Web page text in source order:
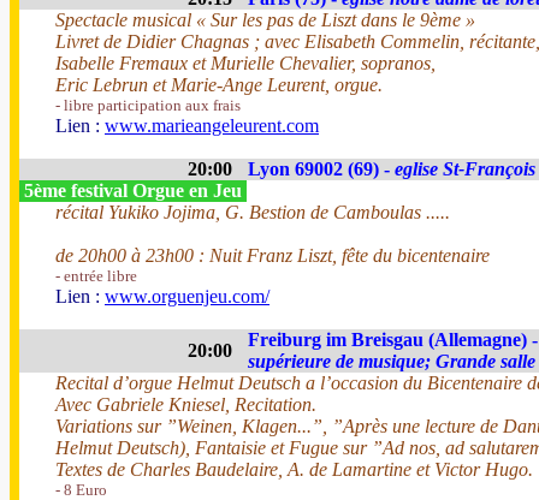
Spectacle musical « Sur les pas de Liszt dans le 9ème »
Livret de Didier Chagnas ; avec Elisabeth Commelin,
Isabelle Fremaux et Murielle Chevalier, sopranos,
Eric Lebrun et Marie-Ange Leurent, orgue.
- libre participation aux frais
Lien : www.marieangeleurent.com
20:00 Lyon 69002 (69) - eglise St-François
5ème festival Orgue en Jeu
récital Yukiko Jojima, G. Bestion de Camboulas .....
de 20h00 à 23h00 : Nuit Franz Liszt, fête du bicentenaire
- entrée libre
Lien : www.orguenjeu.com/
20:00
Freiburg im Breisgau (Allemagne)
supérieure de musique; Grande
Recital d’orgue Helmut Deutsch a l’occasion du Bicentenaire
Avec Gabriele Kniesel, Recitation.
Variations sur ”Weinen, Klagen...”, ”Après une lecture de
Helmut Deutsch), Fantaisie et Fugue sur ”Ad nos, ad
Textes de Charles Baudelaire, A. de Lamartine et Victor Hugo.
- 8 Euro